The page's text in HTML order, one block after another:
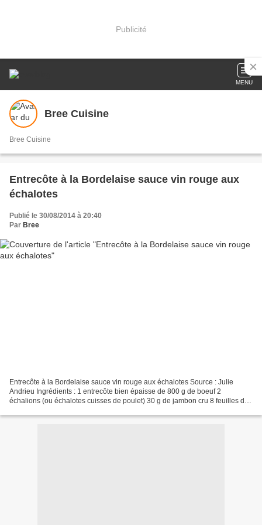
Publicité
MENU
Bree Cuisine
Bree Cuisine
Entrecôte à la Bordelaise sauce vin rouge aux
échalotes
Publié le 30/08/2014 à 20:40
Par Bree
Entrecôte à la Bordelaise sauce vin rouge aux échalotes Source : Julie
Andrieu Ingrédients : 1 entrecôte bien épaisse de 800 g de boeuf 2
échalions (ou échalotes cuisses de poulet) 30 g de jambon cru 8 feuilles de